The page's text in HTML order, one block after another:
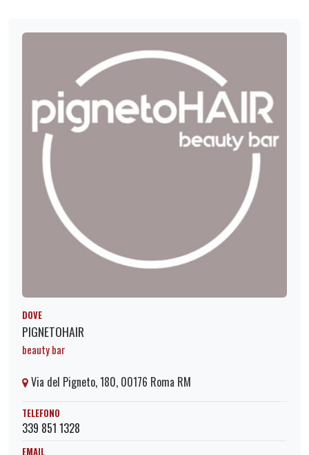
DOVE
PIGNETOHAIR
beauty bar
Via del Pigneto, 180, 00176 Roma RM
TELEFONO
339 851 1328
EMAIL